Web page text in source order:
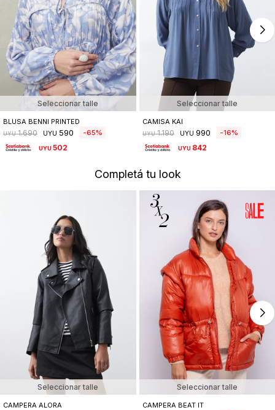
Seleccionar talle
BLUSA BENNI PRINTED
UYU 1.690 UYU 590 65
UYU502
Seleccionar talle
CAMISA KAI
UYU 1.190 UYU 990 16
UYU 842
Completá tu look
Seleccionar talle
CAMPERA ALORA
Seleccionar talle
CAMPERA BEAT IT